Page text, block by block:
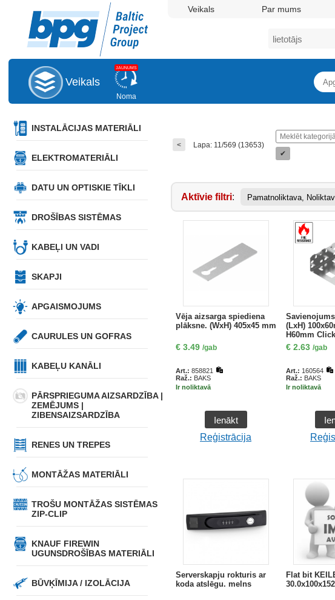
Veikals Par mums
Veikals
JAUNUMS
Noma
INSTALĀCIJAS MATERIĀLI
ELEKTROMATERIĀLI
DATU UN OPTISKIE TĪKLI
DROŠĪBAS SISTĒMAS
KABEĻI UN VADI
SKAPJI
APGAISMOJUMS
CAURULES UN GOFRAS
KABEĻU KANĀLI
PĀRSPRIEGUMA AIZSARDZĪBA |
ZEMĒJUMS |
ZIBENSAIZSARDZĪBA
RENES UN TREPES
MONTĀŽAS MATERIĀLI
TROŠU MONTĀŽAS SISTĒMAS
ZIP-CLIP
KNAUF FIREWIN
UGUNSDROŠĪBAS MATERIĀLI
BŪVĶĪMIJA / IZOLĀCIJA
<
Lapa: 11/569 (13653)
✔
Aktīvie filtri: Pamatnoliktava,
Vēja aizsarga spiediena
plāksne. (WxH) 405x45 mm
€3.49 /gab
Art.: 858821
Raž.: BAKS
Ir noliktavā
Ienākt
Reģistrācija
(LxH)
H60mm
E90
€2.63 /gab
Art.: 160564
Raž.: BAKS
Ir noliktavā
Serverskapju rokturis ar
koda atslēgu. melns
Flat bit